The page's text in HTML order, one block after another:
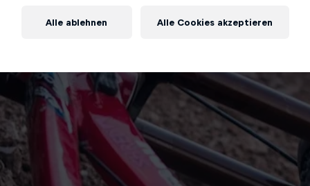
Alle ablehnen Alle Cookies akzeptieren